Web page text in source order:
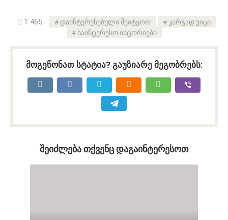
1 465 დაინტერესებული შეიტყოთ
კარგად ვიცი
საინტერესო ისტორიები
მოგეწონათ სტატია? გაუზიარე მეგობრებს:
შეიძლება თქვენც დაგაინტერესოთ